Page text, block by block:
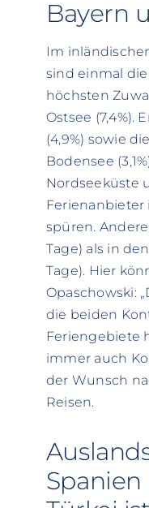
Bayern
Im
sind einmal
höchsten
Ostsee
(4,9%) sowie
Bodensee
Nordseeküste
spüren.
Tage) als in
Tage). Hier
Opaschowski:
die beiden
Feriengebiete
immer auch
der Wunsch
Reisen.